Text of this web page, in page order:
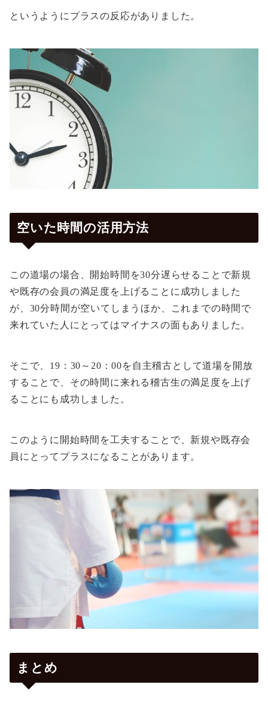
というようにプラスの反応がありました。
空いた時間の活用方法
この道場の場合、開始時間を30分遅らせることで新規
や既存の会員の満足度を上げることに成功しました
が、30分時間が空いてしまうほか、これまでの時間で
来れていた人にとってはマイナスの面もありました。
そこで、19：30～20：00を自主稽古として道場を開放
することで、その時間に来れる稽古生の満足度を上げ
ることにも成功しました。
このように開始時間を工夫することで、新規や既存会
員にとってプラスになることがあります。
まとめ